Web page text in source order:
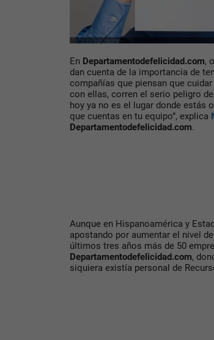
En Departamentodefelicidad.com,
dan cuenta de la importancia de
compañías que piensan que
con ellas, corren el serio peligro
hoy ya no es el lugar donde estás
que cuentas en tu equipo”, explica
Departamentodefelicidad.com.
Aunque en Hispanoamérica y
apostando por aumentar el nivel
últimos tres años más de 50
Departamentodefelicidad.com,
siquiera existía personal de